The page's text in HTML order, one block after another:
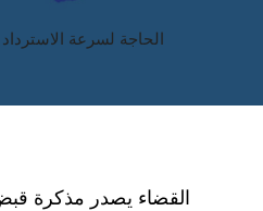
الحاجة لسرعة
القضاء يصدر مذكرة